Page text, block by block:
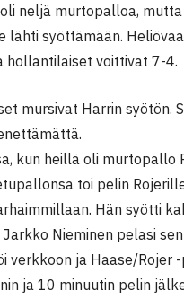
neljä murtopalloa,
syöttämään.
hollantilaiset voittivat 7-4.
mursivat Harrin syötön.
kun heillä oli murtopallo
toi pelin
Hän syötti
Nieminen pelasi
ja Haase/Rojer
ja 10 minuutin pelin